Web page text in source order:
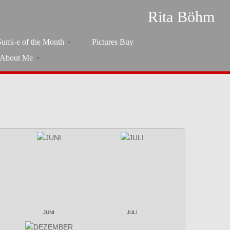
Rita Böhm
e of the Month
Pictures Buy
About Me
JUNI JULI